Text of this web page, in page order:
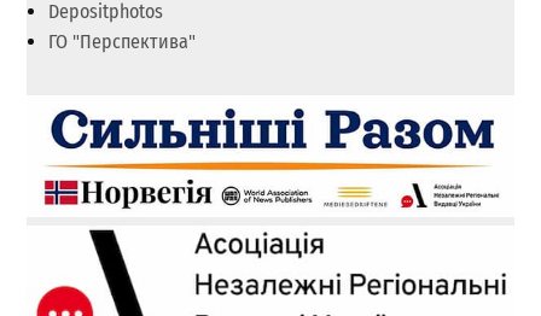
Depositphotos
ГО "Перспектива"